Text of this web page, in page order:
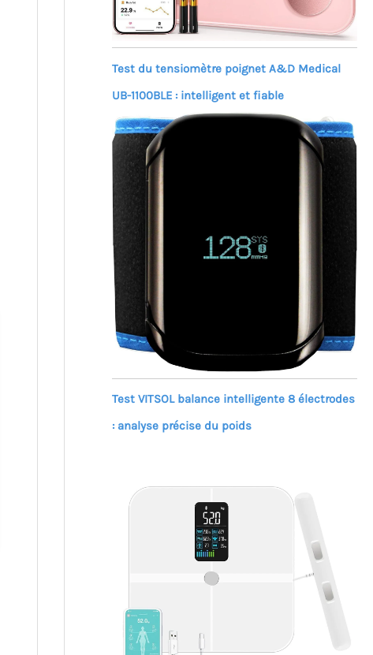
Test du tensiomètre poignet A&D Medical
UB-1100BLE : intelligent et fiable
Test VITSOL balance intelligente 8 électrodes
: analyse précise du poids